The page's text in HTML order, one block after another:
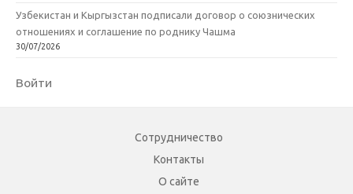
Узбекистан и Кыргызстан подписали договор о союзнических
отношениях и соглашение по роднику Чашма
30/07/2026
Войти
Сотрудничество
Контакты
О сайте